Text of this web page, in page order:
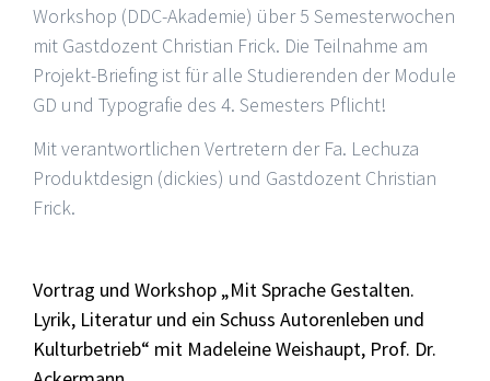
Workshop (DDC-Akademie) über 5 Semesterwochen
mit Gastdozent Christian Frick. Die Teilnahme am
Projekt-Briefing ist für alle Studierenden der Module
GD und Typografie des 4. Semesters Pflicht!
Mit verantwortlichen Vertretern der Fa. Lechuza
Produktdesign (dickies) und Gastdozent Christian
Frick.
Vortrag und Workshop „Mit Sprache Gestalten.
Lyrik, Literatur und ein Schuss Autorenleben und
Kulturbetrieb“ mit Madeleine Weishaupt, Prof. Dr.